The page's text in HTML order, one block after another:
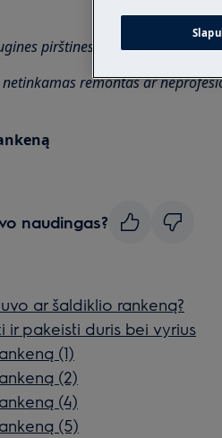
pirštines ir uždarą avalynę.
remontas ar
naudingas?
ar šaldiklio rankeną?
ir pakeisti duris bei vyrius
(1)
(2)
(4)
(5)